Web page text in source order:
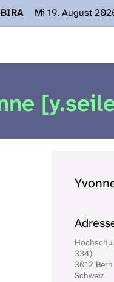
Mi 19. August
stehen.
334)
3012 Bern
Schweiz